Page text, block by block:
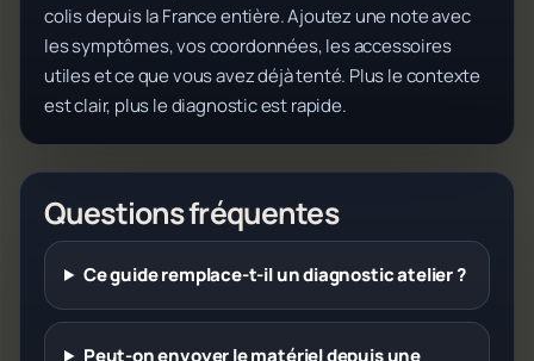
colis depuis la France entière. Ajoutez une note avec
les symptômes, vos coordonnées, les accessoires
utiles et ce que vous avez déjà tenté. Plus le contexte
est clair, plus le diagnostic est rapide.
Questions fréquentes
Ce guide remplace-t-il un diagnostic atelier ?
Peut-on envoyer le matériel depuis une